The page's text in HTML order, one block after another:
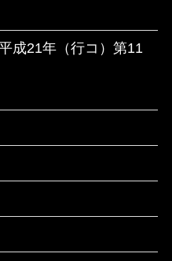
成21年（行コ）第11